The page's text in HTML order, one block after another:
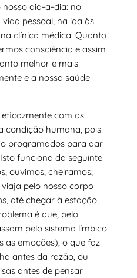
nosso dia-a-dia: no
pessoal, na ida às
clínica médica. Quanto
consciência e assim
melhor e mais
e a nossa saúde
com as
condição humana, pois
programados para dar
funciona da seguinte
ouvimos, cheiramos,
pelo nosso corpo
até chegar à estação
é que, pelo
pelo sistema límbico
as emoções), o que faz
antes da razão, ou
antes de pensar